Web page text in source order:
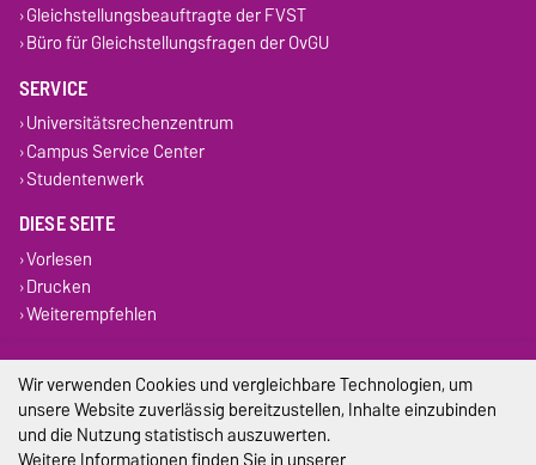
Gleichstellungsbeauftragte der FVST
Büro für Gleichstellungsfragen der OvGU
SERVICE
Universitätsrechenzentrum
Campus Service Center
Studentenwerk
DIESE SEITE
Vorlesen
Drucken
Weiterempfehlen
Impressum
Datenschutz
Wir verwenden Cookies und vergleichbare Technologien, um
unsere Website zuverlässig bereitzustellen, Inhalte einzubinden
und die Nutzung statistisch auszuwerten.